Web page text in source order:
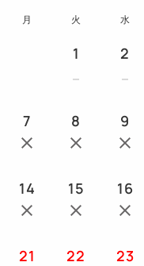
ンターネット予約の
了承ください。
の際は所定のキャン
待ちは承っておりま
月 火 水
1 2
7 8 9
14 15 16
21 22 23